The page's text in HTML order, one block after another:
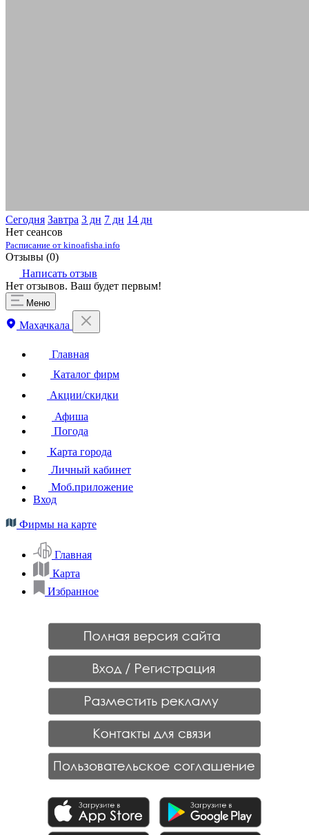
Сегодня Завтра 3 дн 7 дн 14 дн
Нет сеансов
Расписание от kinoafisha.info
Отзывы (0)
Написать отзыв
Нет отзывов. Ваш будет первым!
Меню
Махачкала
Главная
Каталог фирм
Акции/скидки
Афиша
Погода
Карта города
Личный кабинет
Моб.приложение
Вход
Фирмы на карте
Главная
Карта
Избранное